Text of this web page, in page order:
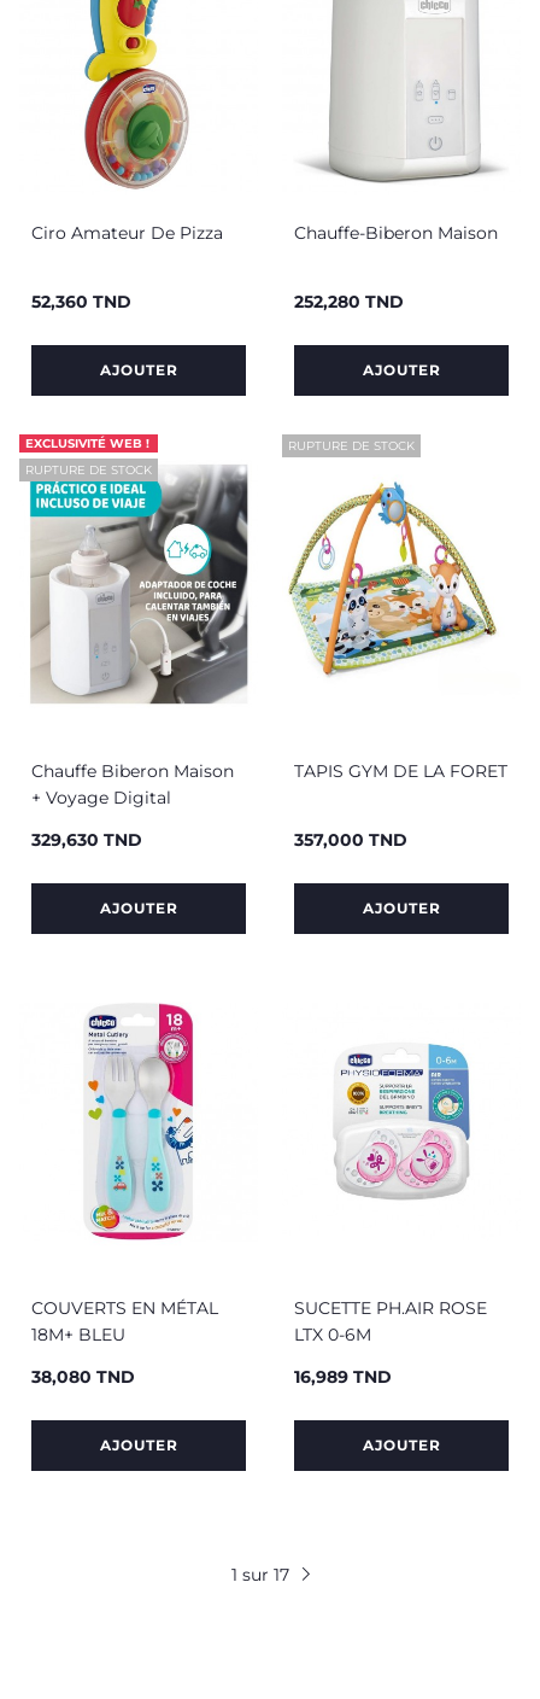
Ciro Amateur De Pizza
Prix
52,360 TND
AJOUTER
Chauffe-Biberon Maison
Prix
252,280 TND
AJOUTER
EXCLUSIVITÉ WEB !
RUPTURE DE STOCK
Chauffe Biberon Maison
+ Voyage Digital
Prix
329,630 TND
AJOUTER
RUPTURE DE STOCK
TAPIS GYM DE LA FORET
Prix
357,000 TND
AJOUTER
COUVERTS EN MÉTAL
18M+ BLEU
Prix
38,080 TND
AJOUTER
SUCETTE PH.AIR ROSE
LTX 0-6M
Prix
16,989 TND
AJOUTER
1 sur 17